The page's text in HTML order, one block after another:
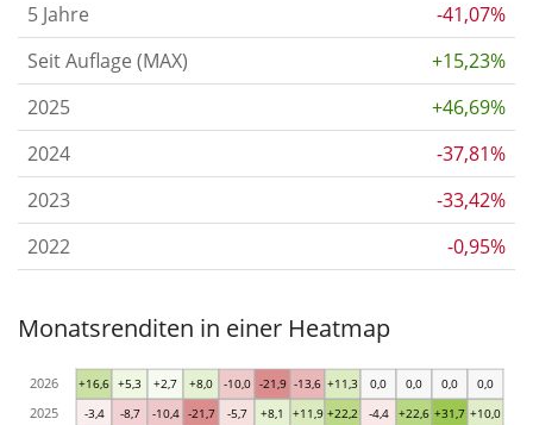
5 Jahre
-41,07%
Seit Auflage (MAX)
+15,23%
2025
+46,69%
2024
-37,81%
2023
-33,42%
2022
-0,95%
Monatsrenditen in einer Heatmap
-3,4 -8,7 -10,4 -21,7 -5,7 +8,1 +11,9 +22,2 -4,4 +22,6 +31,7 +10,0
+16,6 +5,3 +2,7 +8,0 -10,0 -21,9 -13,6 +11,3 0,0 0,0 0,0 0,0
2025
2026